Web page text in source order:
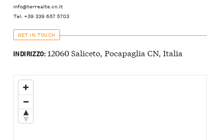
info@terrealte.cn.it
Tel: +39 339 657 5703
GET IN TOUCH
INDIRIZZO:12060 Saliceto, Pocapaglia CN, Italia